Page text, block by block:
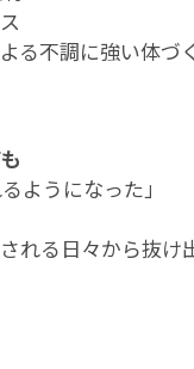
不調に強い体づ
ようになった」
る日々から抜け